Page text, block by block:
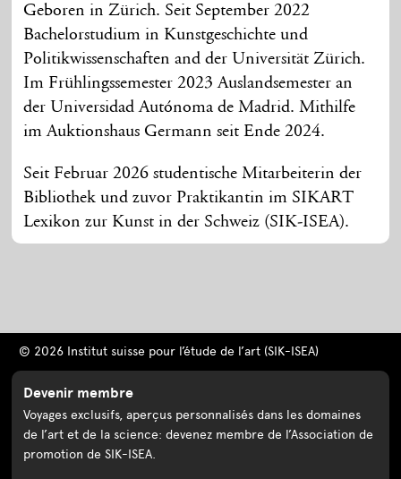
Geboren in Zürich. Seit September 2022
Bachelorstudium in Kunstgeschichte und
Politikwissenschaften and der Universität Zürich.
Im Frühlingssemester 2023 Auslandsemester an
der Universidad Autónoma de Madrid. Mithilfe
im Auktionshaus Germann seit Ende 2024.
Seit Februar 2026 studentische Mitarbeiterin der
Bibliothek und zuvor Praktikantin im SIKART
Lexikon zur Kunst in der Schweiz (SIK-ISEA).
© 2026 Institut suisse pour l’étude de l’art (SIK-ISEA)
Devenir membre
Voyages exclusifs, aperçus personnalisés dans les domaines
de l’art et de la science: devenez membre de l’Association de
promotion de SIK-ISEA.